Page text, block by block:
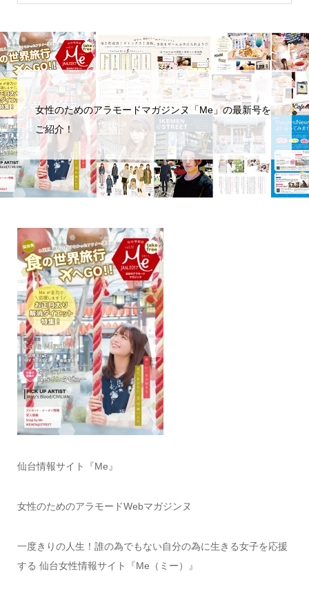
女性のためのアラモードマガジンヌ「Me」の最新号を
ご紹介！
仙台情報サイト『Me』
女性のためのアラモードWebマガジンヌ
一度きりの人生！誰の為でもない自分の為に生きる女子を応援
する 仙台女性情報サイト『Me（ミー）』